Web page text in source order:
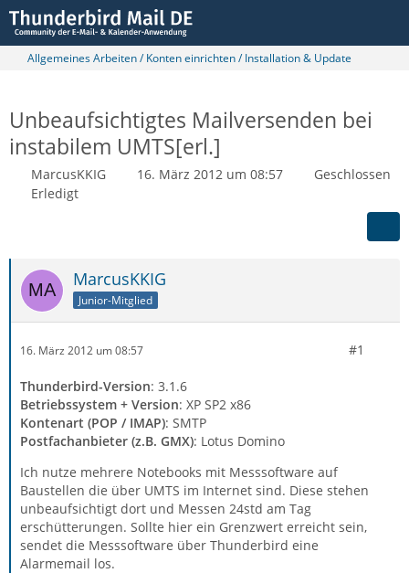
Allgemeines Arbeiten / Konten einrichten / Installation & Update
Unbeaufsichtigtes Mailversenden bei
instabilem UMTS[erl.]
MarcusKKIG 16. März 2012 um 08:57
Geschlossen
Erledigt
MarcusKKIG
Junior-Mitglied
16. März 2012 um 08:57 #1
Thunderbird-Version: 3.1.6
Betriebssystem + Version: XP SP2 x86
Kontenart (POP / IMAP): SMTP
Postfachanbieter (z.B. GMX): Lotus Domino
Ich nutze mehrere Notebooks mit Messsoftware auf
Baustellen die über UMTS im Internet sind. Diese stehen
unbeaufsichtigt dort und Messen 24std am Tag
erschütterungen. Sollte hier ein Grenzwert erreicht sein,
sendet die Messsoftware über Thunderbird eine
Alarmemail los.